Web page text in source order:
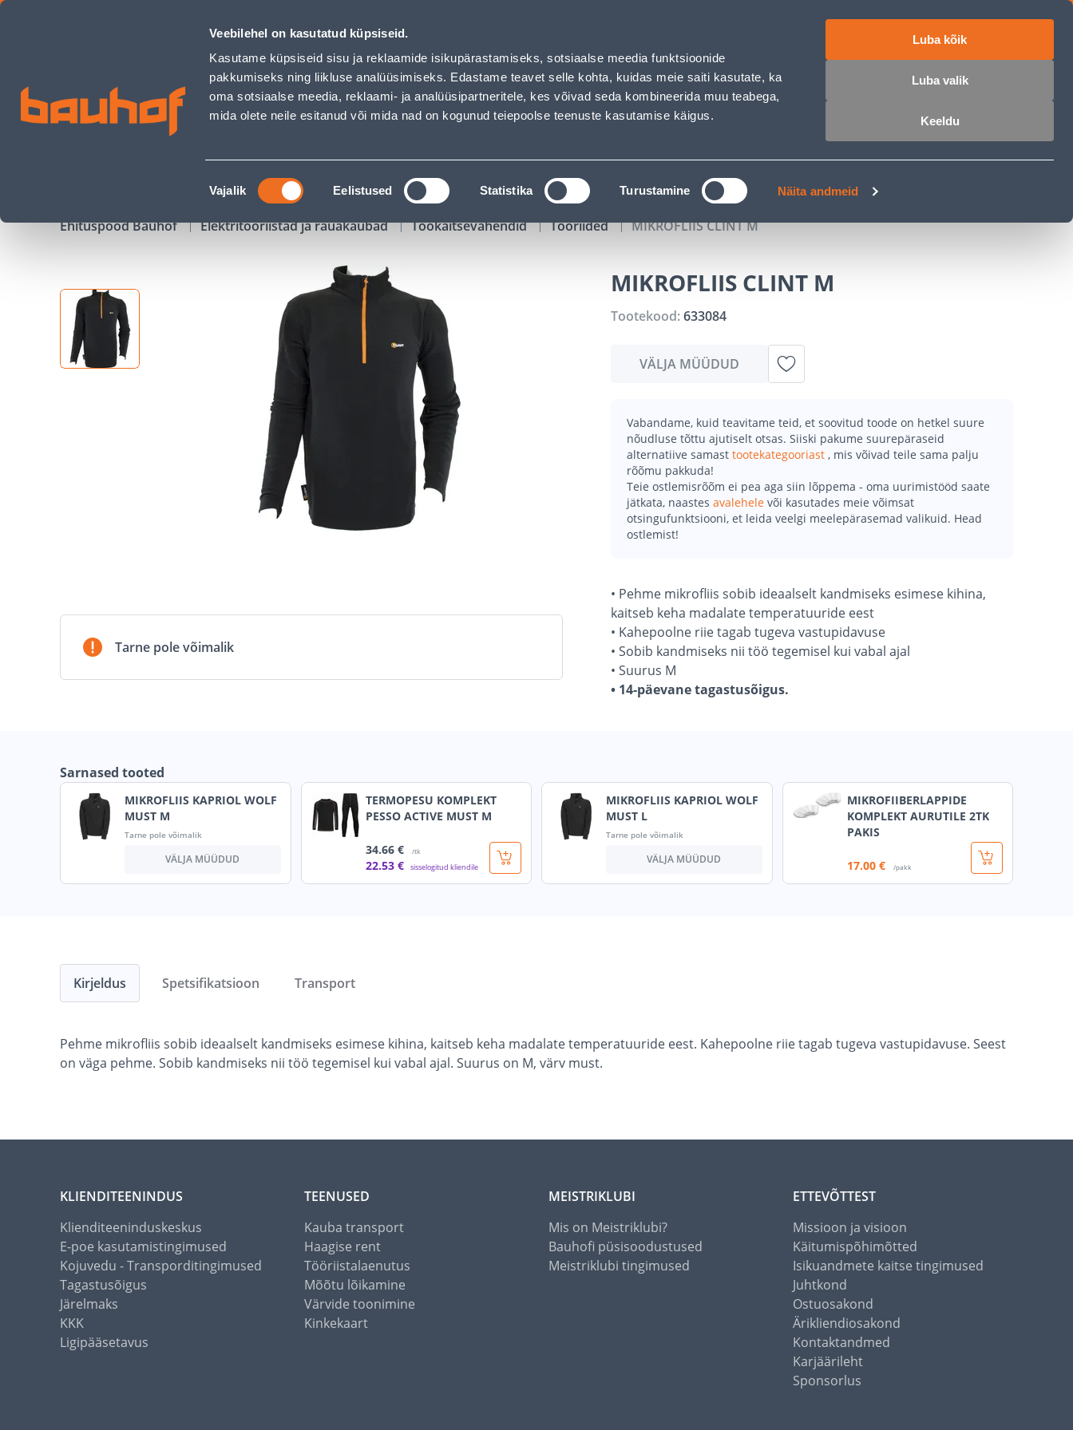
Veebilehel on kasutatud küpsiseid.
Kasutame küpsiseid sisu ja reklaamide isikupärastamiseks, sotsiaalse meedia funktsioonide
pakkumiseks ning liikluse analüüsimiseks. Edastame teavet selle kohta, kuidas meie saiti kasutate, ka
oma sotsiaalse meedia, reklaami- ja analüüsipartneritele, kes võivad seda kombineerida muu teabega,
mida olete neile esitanud või mida nad on kogunud teiepoolse teenuste kasutamise käigus.
Nõusoleku
valik
Vajalik Eelistused Statistika Turustamine Näita andmeid
Luba kõik
Luba valik
Keeldu
MIKROFLIIS CLINT M - Bauhof has loaded
Äriklienditeenindus Klienditeenindus Teenused Karjäärileht
OTSI Logi sisse
KAMPAANIAD KATALOOGID TÖÖRIISTALAENUTUS JÄRELMAKS
Ehituspood Bauhof Elektritööriistad ja rauakaubad Töökaitsevahendid Tööriided MIKROFLIIS CLINT M
Tarne pole võimalik
MIKROFLIIS CLINT M
Tootekood:633084
VÄLJA MÜÜDUD
Vabandame, kuid teavitame teid, et soovitud toode on hetkel suure
nõudluse tõttu ajutiselt otsas. Siiski pakume suurepäraseid
alternatiive samast tootekategooriast , mis võivad teile sama palju
rõõmu pakkuda!
Teie ostlemisrõõm ei pea aga siin lõppema - oma uurimistööd saate
jätkata, naastes avalehele või kasutades meie võimsat
otsingufunktsiooni, et leida veelgi meelepärasemad valikuid. Head
ostlemist!
• Pehme mikrofliis sobib ideaalselt kandmiseks esimese kihina,
kaitseb keha madalate temperatuuride eest
• Kahepoolne riie tagab tugeva vastupidavuse
• Sobib kandmiseks nii töö tegemisel kui vabal ajal
• Suurus M
• 14-päevane tagastusõigus.
Sarnased tooted
MIKROFLIIS KAPRIOL WOLF
MUST M
Tarne pole võimalik
VÄLJA MÜÜDUD
TERMOPESU KOMPLEKT
PESSO ACTIVE MUST M
34.66 € /tk
22.53 € sisselogitud kliendile
MIKROFLIIS KAPRIOL WOLF
MUST L
Tarne pole võimalik
VÄLJA MÜÜDUD
MIKROFIIBERLAPPIDE
KOMPLEKT AURUTILE 2TK
PAKIS
17.00 € /pakk
Kirjeldus
Pehme mikrofliis sobib ideaalselt kandmiseks esimese kihina, kaitseb keha madalate temperatuuride eest. Kahepoolne riie tagab tugeva vastupidavuse. Seest
on väga pehme. Sobib kandmiseks nii töö tegemisel kui vabal ajal. Suurus on M, värv must.
Spetsifikatsioon Transport
KLIENDITEENINDUS
Klienditeeninduskeskus
E-poe kasutamistingimused
Kojuvedu - Transporditingimused
Tagastusõigus
Järelmaks
KKK
Ligipääsetavus
TEENUSED
Kauba transport
Haagise rent
Tööriistalaenutus
Mõõtu lõikamine
Värvide toonimine
Kinkekaart
MEISTRIKLUBI
Mis on Meistriklubi?
Bauhofi püsisoodustused
Meistriklubi tingimused
ETTEVÕTTEST
Missioon ja visioon
Käitumispõhimõtted
Isikuandmete kaitse tingimused
Juhtkond
Ostuosakond
Ärikliendiosakond
Kontaktandmed
Karjäärileht
Sponsorlus